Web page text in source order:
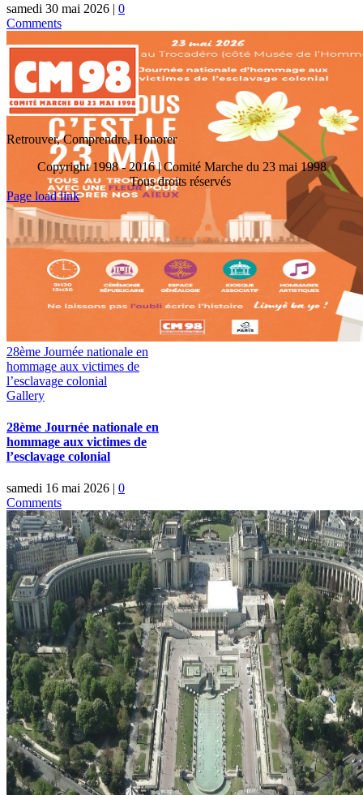
samedi 30 mai 2026 | 0
Comments
28ème Journée nationale en
hommage aux victimes de
l’esclavage colonial
Gallery
28ème Journée nationale en
hommage aux victimes de
l’esclavage colonial
samedi 16 mai 2026 | 0
Comments
Retrouver, Comprendre, Honorer
Copyright 1998 - 2016 | Comité Marche du 23 mai 1998
Tous droits réservés
Toggle
Sliding
Area
Page load link
Go
Top